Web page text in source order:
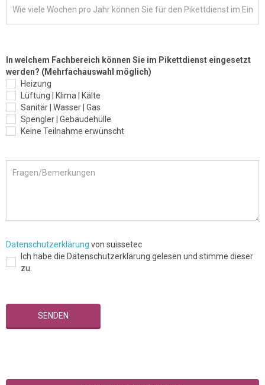
In welchem Fachbereich können Sie im Pikettdienst eingesetzt
werden? (Mehrfachauswahl möglich)
Heizung
Lüftung | Klima | Kälte
Sanitär | Wasser | Gas
Spengler | Gebäudehülle
Keine Teilnahme erwünscht
Datenschutzerklärung von suissetec
Ich habe die Datenschutzerklärung gelesen und stimme dieser
zu.